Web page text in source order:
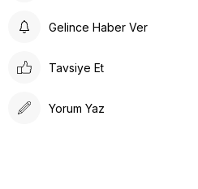
Gelince Haber Ver
Tavsiye Et
Yorum Yaz